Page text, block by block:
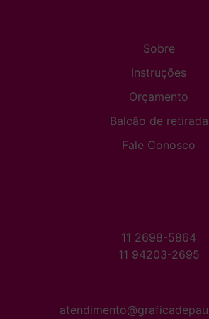
Sobre
Instruções
Orçamento
Balcão de retirada
Fale Conosco
11 2698-5864
11 94203-2695